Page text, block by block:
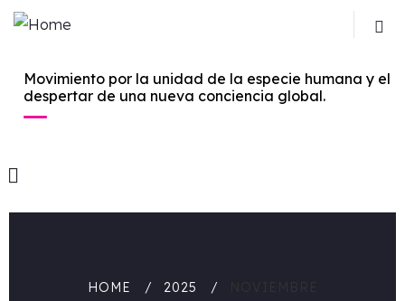
Movimiento por la unidad de la especie humana y el
despertar de una nueva conciencia global.
HOME 2025